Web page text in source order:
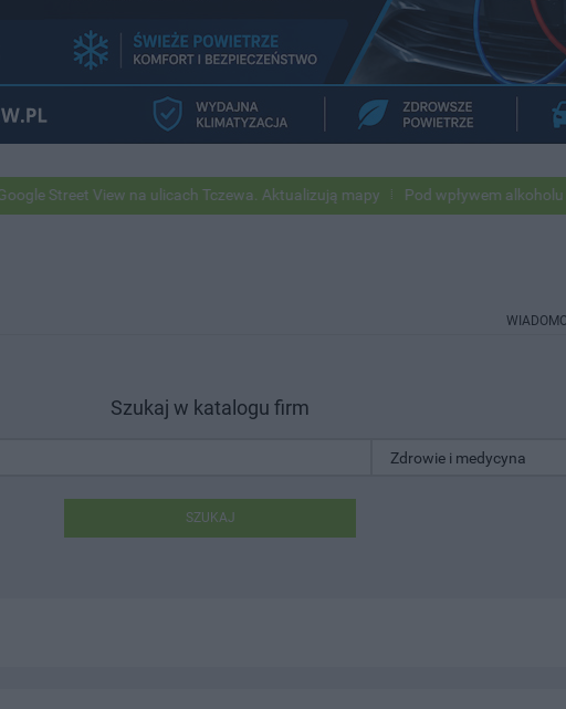
View na ulicach Tczewa. Aktualizują mapy Pod wpływem alkoholu wjechał
Szukaj w katalogu firm
SZUKAJ